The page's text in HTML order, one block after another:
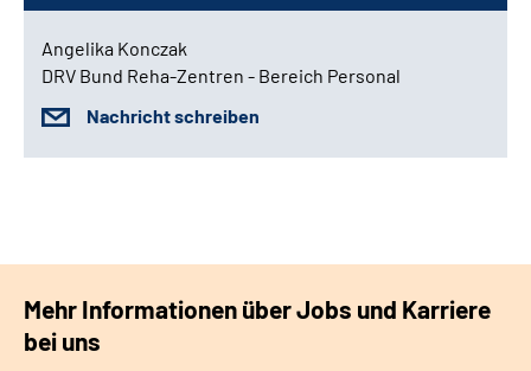
Angelika Konczak
DRV Bund Reha-Zentren - Bereich Personal
Nachricht schreiben
Mehr Informationen über Jobs und Karriere
bei uns